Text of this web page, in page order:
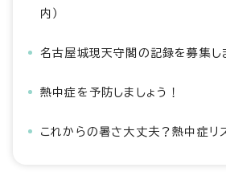
内）
名古屋城現天守閣の記録を募集し
熱中症を予防しましょう！
これからの暑さ大丈夫？熱中症リ